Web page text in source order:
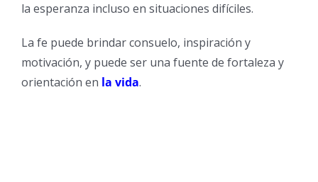
la esperanza incluso en situaciones difíciles.
La fe puede brindar consuelo, inspiración y
motivación, y puede ser una fuente de fortaleza y
orientación en la vida.